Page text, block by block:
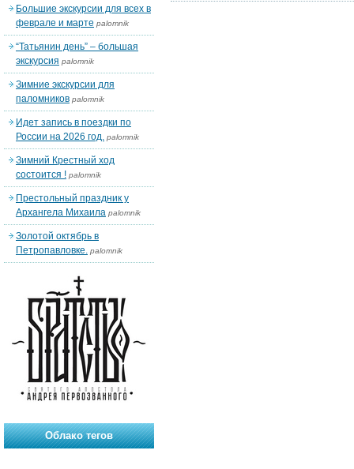
Большие экскурсии для всех в
феврале и марте palomnik
“Татьянин день” – большая
экскурсия palomnik
Зимние экскурсии для
паломников palomnik
Идет запись в поездки по
России на 2026 год. palomnik
Зимний Крестный ход
состоится ! palomnik
Престольный праздник у
Архангела Михаила palomnik
Золотой октябрь в
Петропавловке. palomnik
Облако тегов